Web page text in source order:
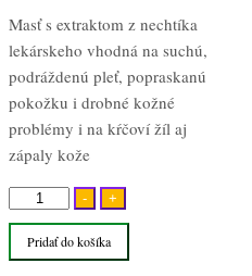
Masť s extraktom z nechtíka
lekárskeho vhodná na suchú,
podráždenú pleť, popraskanú
pokožku i drobné kožné
problémy i na kŕčoví žíl aj
zápaly kože
-
množstvo
Nechtíková
bylinná
+
Pridať do košíka